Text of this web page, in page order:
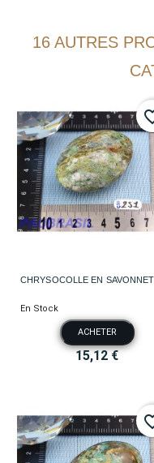
16 AUTRES
CHRYSOCOLLE EN
En Stock
ACHETER
15,12 €